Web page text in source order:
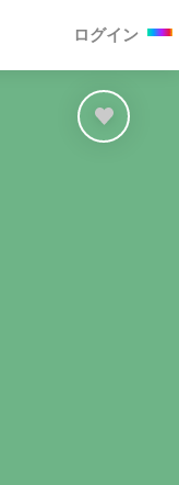
ログイン